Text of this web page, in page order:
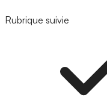
Rubrique suivie